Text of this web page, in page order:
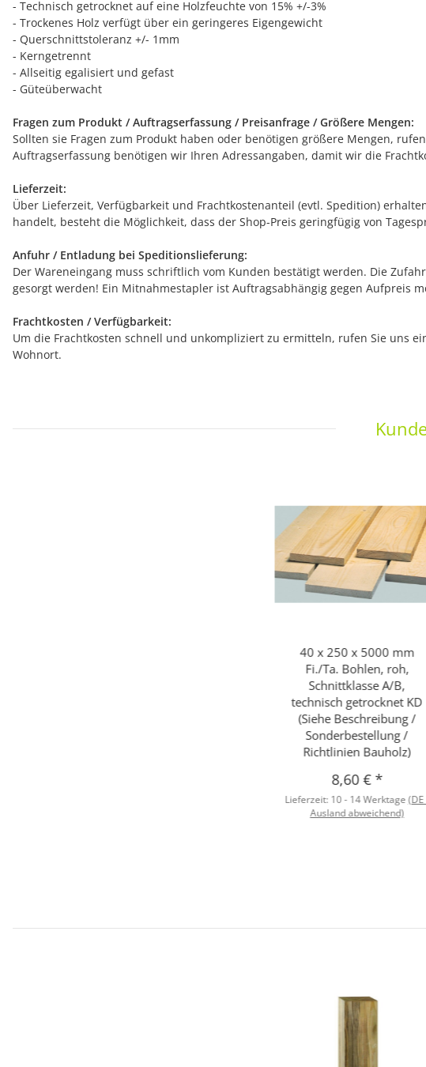
- Technisch getrocknet auf eine Holzfeuchte von 15% +/-3%
- Trockenes Holz verfügt über ein geringeres Eigengewicht
- Querschnittstoleranz +/- 1mm
- Kerngetrennt
- Allseitig egalisiert und gefast
- Güteüberwacht
Fragen zum Produkt / Auftragserfassung / Preisanfrage / Größere Mengen:
Sollten sie Fragen zum Produkt haben oder benötigen größere Mengen,
Auftragserfassung benötigen wir Ihren Adressangaben, damit wir die
Lieferzeit:
Über Lieferzeit, Verfügbarkeit und Frachtkostenanteil (evtl. Spedition)
handelt, besteht die Möglichkeit, dass der Shop-Preis geringfügig von
Anfuhr / Entladung bei Speditionslieferung:
Der Wareneingang muss schriftlich vom Kunden bestätigt werden. Die
gesorgt werden! Ein Mitnahmestapler ist Auftragsabhängig gegen Aufpreis
Frachtkosten / Verfügbarkeit:
Um die Frachtkosten schnell und unkompliziert zu ermitteln, rufen Sie uns
Wohnort.
40 x 250 x 5000 mm
Fi./Ta. Bohlen, roh,
Schnittklasse A/B,
technisch getrocknet KD
(Siehe Beschreibung /
Sonderbestellung /
Richtlinien Bauholz)
8,60 € *
Lieferzeit: 10 - 14 Werktage(DE
Ausland abweichend)